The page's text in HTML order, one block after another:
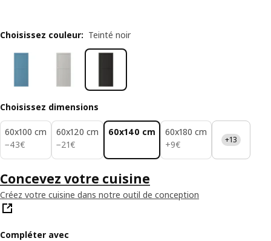
Choisissez couleur: Teinté noir
Choisissez dimensions
60x100 cm
−43€
43€
60x120 cm
−21€
21€
60x140 cm
60x180 cm
+9€
9€ +13
Concevez votre cuisine
Créez votre cuisine dans notre outil de conception
Compléter avec